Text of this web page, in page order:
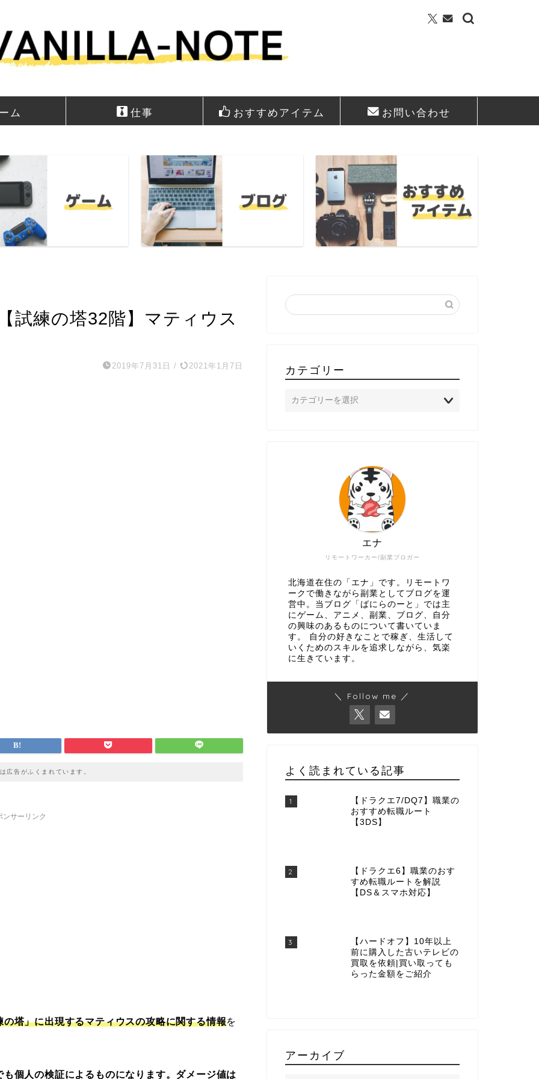
ム 仕事 おすすめアイテム お問い合わせ
試練の塔32階】マティウス
2019年7月31日 / 2021年1月7日
広告がふくまれています。
ンサーリンク
塔」に出現するマティウスの攻略に関する情報を
個人の検証によるものになります。 ダメージ値は
カテゴリー
リモートワーカー/副業ブロガー
エナ
北海道在住の「エナ」です。リモートワ
ークで働きながら副業としてブログを運
営中。当ブログ「ばにらのーと」では主
にゲーム、アニメ、副業、ブログ、自分
の興味のあるものについて書いていま
す。 自分の好きなことで稼ぎ、生活して
いくためのスキルを追求しながら、気楽
に生きています。
＼ Follow me ／
よく読まれている記事
1
【ドラクエ7/DQ7】職業の
おすすめ転職ルート
【3DS】
2
【ドラクエ6】職業のおす
すめ転職ルートを解説
【DS＆スマホ対応】
3
【ハードオフ】10年以上
前に購入した古いテレビの
買取を依頼|買い取っても
らった金額をご紹介
アーカイブ